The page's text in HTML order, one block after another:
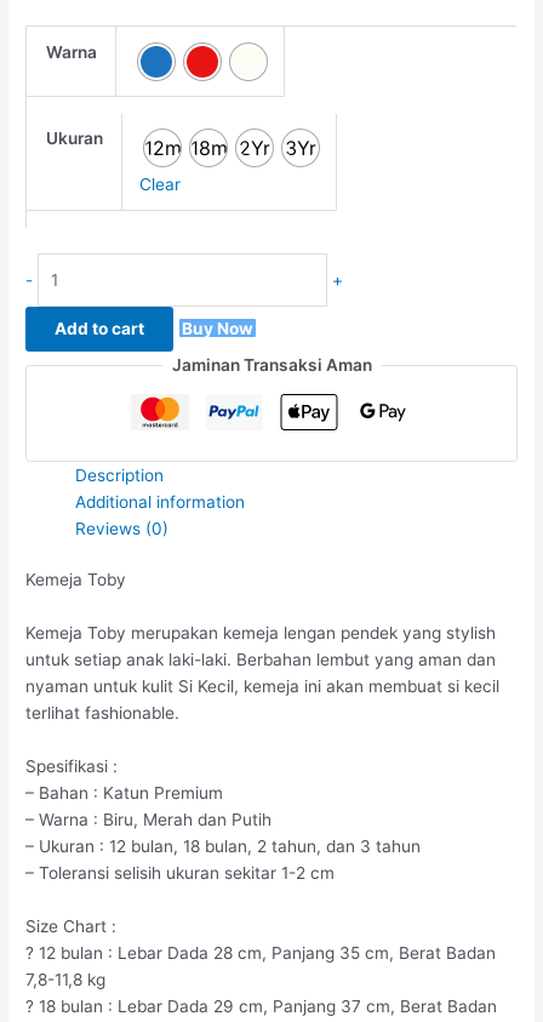
Warna
Ukuran 12m 18m 2Yr 3Yr
Clear
- +
Add to cart
Buy Now
Jaminan Transaksi Aman
Description
Additional information
Reviews (0)
Kemeja Toby
Kemeja Toby merupakan kemeja lengan pendek yang stylish
untuk setiap anak laki-laki. Berbahan lembut yang aman dan
nyaman untuk kulit Si Kecil, kemeja ini akan membuat si kecil
terlihat fashionable.
Spesifikasi :
– Bahan : Katun Premium
– Warna : Biru, Merah dan Putih
– Ukuran : 12 bulan, 18 bulan, 2 tahun, dan 3 tahun
– Toleransi selisih ukuran sekitar 1-2 cm
Size Chart :
? 12 bulan : Lebar Dada 28 cm, Panjang 35 cm, Berat Badan
7,8-11,8 kg
? 18 bulan : Lebar Dada 29 cm, Panjang 37 cm, Berat Badan